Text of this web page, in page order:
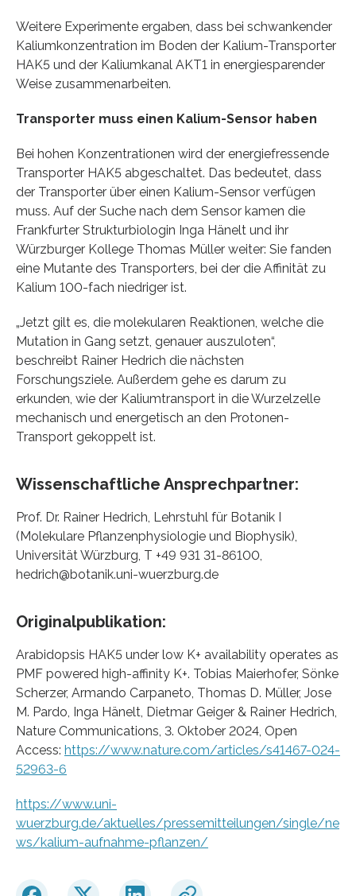
Weitere Experimente ergaben, dass bei schwankender
Kaliumkonzentration im Boden der Kalium-Transporter
HAK5 und der Kaliumkanal AKT1 in energiesparender
Weise zusammenarbeiten.
Transporter muss einen Kalium-Sensor haben
Bei hohen Konzentrationen wird der energiefressende
Transporter HAK5 abgeschaltet. Das bedeutet, dass
der Transporter über einen Kalium-Sensor verfügen
muss. Auf der Suche nach dem Sensor kamen die
Frankfurter Strukturbiologin Inga Hänelt und ihr
Würzburger Kollege Thomas Müller weiter: Sie fanden
eine Mutante des Transporters, bei der die Affinität zu
Kalium 100-fach niedriger ist.
„Jetzt gilt es, die molekularen Reaktionen, welche die
Mutation in Gang setzt, genauer auszuloten“,
beschreibt Rainer Hedrich die nächsten
Forschungsziele. Außerdem gehe es darum zu
erkunden, wie der Kaliumtransport in die Wurzelzelle
mechanisch und energetisch an den Protonen-
Transport gekoppelt ist.
Wissenschaftliche Ansprechpartner:
Prof. Dr. Rainer Hedrich, Lehrstuhl für Botanik I
(Molekulare Pflanzenphysiologie und Biophysik),
Universität Würzburg, T +49 931 31-86100,
hedrich@botanik.uni-wuerzburg.de
Originalpublikation:
Arabidopsis HAK5 under low K+ availability operates as
PMF powered high-affinity K+. Tobias Maierhofer, Sönke
Scherzer, Armando Carpaneto, Thomas D. Müller, Jose
M. Pardo, Inga Hänelt, Dietmar Geiger & Rainer Hedrich,
Nature Communications, 3. Oktober 2024, Open
Access: https://www.nature.com/articles/s41467-024-
52963-6
https://www.uni-
wuerzburg.de/aktuelles/pressemitteilungen/single/ne
ws/kalium-aufnahme-pflanzen/